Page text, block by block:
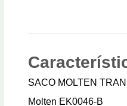
SACO MOLTEN
Molten EK0046-B